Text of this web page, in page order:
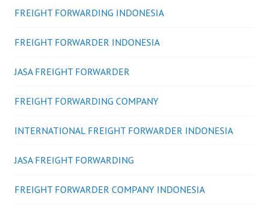
FREIGHT FORWARDING INDONESIA
FREIGHT FORWARDER INDONESIA
JASA FREIGHT FORWARDER
FREIGHT FORWARDING COMPANY
INTERNATIONAL FREIGHT FORWARDER INDONESIA
JASA FREIGHT FORWARDING
FREIGHT FORWARDER COMPANY INDONESIA